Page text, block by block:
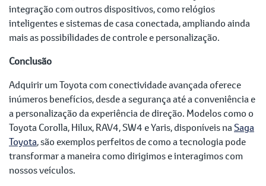
integração com outros dispositivos, como relógios
inteligentes e sistemas de casa conectada, ampliando ainda
mais as possibilidades de controle e personalização.
Conclusão
Adquirir um Toyota com conectividade avançada oferece
inúmeros benefícios, desde a segurança até a conveniência e
a personalização da experiência de direção. Modelos como o
Toyota Corolla, Hilux, RAV4, SW4 e Yaris, disponíveis naSaga
Toyota, são exemplos perfeitos de como a tecnologia pode
transformar a maneira como dirigimos e interagimos com
nossos veículos.